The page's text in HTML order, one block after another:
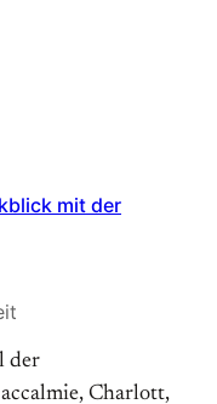
mit der
der
Charlott,